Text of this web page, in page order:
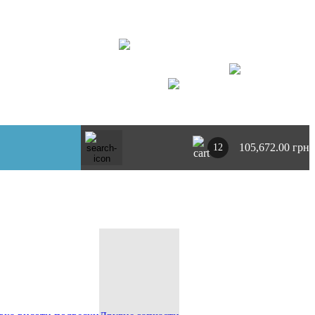
12 105,672.00 грн